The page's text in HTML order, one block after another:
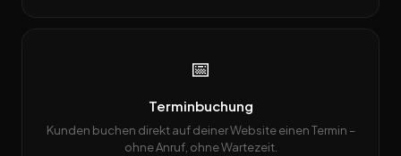
📅
Terminbuchung
Kunden buchen direkt auf deiner Website einen Termin –
ohne Anruf, ohne Wartezeit.